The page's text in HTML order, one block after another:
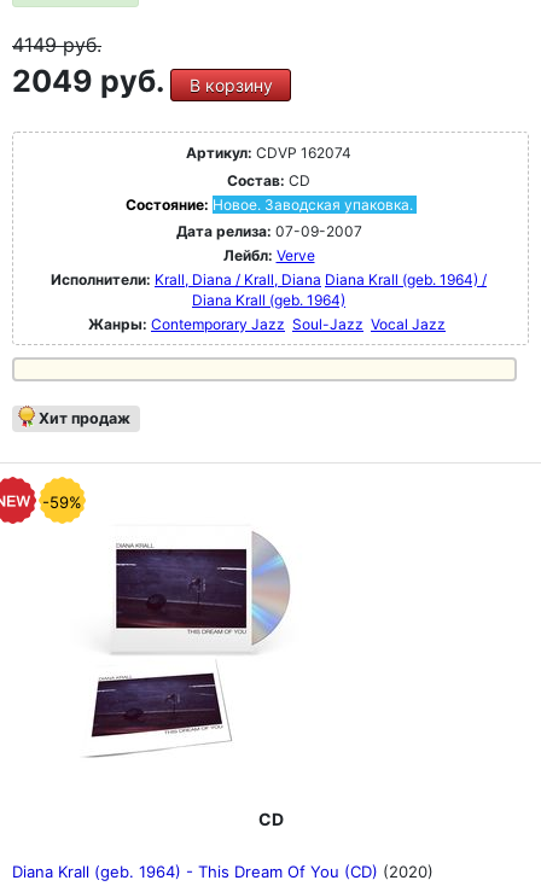
4149руб.
2049 руб. В корзину
Артикул: CDVP 162074
Состав: CD
Состояние: Новое. Заводская упаковка.
Дата релиза: 07-09-2007
Лейбл: Verve
Исполнители: Krall, Diana / Krall, Diana Diana Krall (geb. 1964) /
Diana Krall (geb. 1964)
Жанры: Contemporary Jazz Soul-Jazz Vocal Jazz
Хит продаж
-59%
CD
Diana Krall (geb. 1964) - This Dream Of You (CD) (2020)